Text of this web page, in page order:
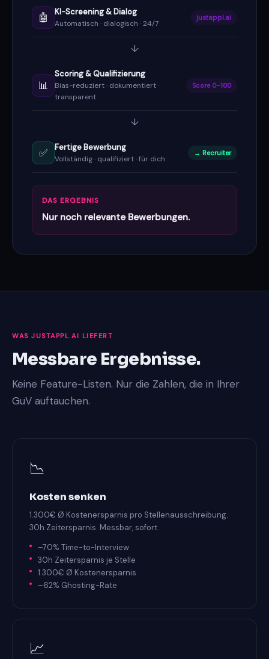
🤖 KI-Screening & Dialog
Automatisch · dialogisch · 24/7
justappl.ai
↓
📊
Scoring & Qualifizierung
Bias-reduziert · dokumentiert ·
transparent
Score 0–100
↓
✅ Fertige Bewerbung
Vollständig · qualifiziert · für dich
→ Recruiter
DAS ERGEBNIS
Nur noch relevante Bewerbungen.
WAS JUSTAPPL.AI LIEFERT
Messbare Ergebnisse.
Keine Feature-Listen. Nur die Zahlen, die in Ihrer
GuV auftauchen.
📉
Kosten senken
1.300€ Ø Kostenersparnis pro Stellenausschreibung.
30h Zeitersparnis. Messbar, sofort.
–70% Time-to-Interview
30h Zeitersparnis je Stelle
1.300€ Ø Kostenersparnis
–62% Ghosting-Rate
📈